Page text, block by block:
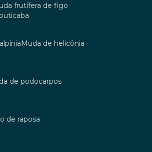
muda frutífera de figo
muda de helicônia
de podocarpos
de raposa